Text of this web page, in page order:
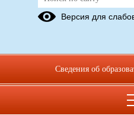
Диетическое
Запросов от родителей
организации диетического
Версия для
Сведения об